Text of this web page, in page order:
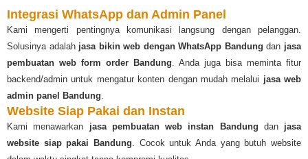
Integrasi WhatsApp dan Admin Panel
Kami mengerti pentingnya komunikasi langsung dengan pelanggan.
Solusinya adalah jasa bikin web dengan WhatsApp Bandung dan jasa
pembuatan web form order Bandung. Anda juga bisa meminta fitur
backend/admin untuk mengatur konten dengan mudah melalui jasa web
admin panel Bandung.
Website Siap Pakai dan Instan
Kami menawarkan jasa pembuatan web instan Bandung dan jasa
website siap pakai Bandung. Cocok untuk Anda yang butuh website